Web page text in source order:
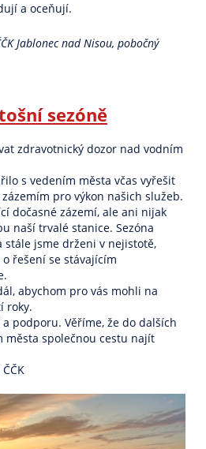
a oceňují.
Jablonec nad Nisou, pobočný
sezóně
zdravotnický dozor nad vodním
s vedením města včas vyřešit
pro výkon našich služeb.
dočasné zázemí, ale ani nijak
naší trvalé stanice. Sezóna
stále jsme drženi v nejistotě,
řešení se stávajícím
abychom pro vás mohli na
roky.
podporu. Věříme, že do dalších
města společnou cestu najít